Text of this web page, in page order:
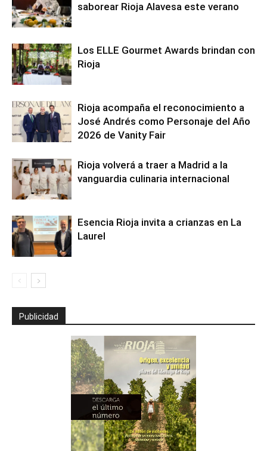
saborear Rioja Alavesa este verano
Los ELLE Gourmet Awards brindan con
Rioja
Rioja acompaña el reconocimiento a
José Andrés como Personaje del Año
2026 de Vanity Fair
Rioja volverá a traer a Madrid a la
vanguardia culinaria internacional
Esencia Rioja invita a crianzas en La
Laurel
Publicidad